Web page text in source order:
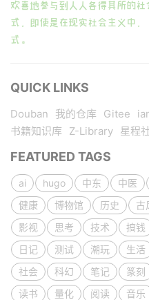
欢喜地参与到人人各得其所的
式，即使是在现实社会主义中
式。
QUICK LINKS
Douban 我的仓库 Gitee
书籍知识库
Z-Library 星程
FEATURED TAGS
ai hugo 中东 中医
健康
博物馆 历史 古
影视
思考 技术 搞钱
日记
测试 潮玩 生活
社会
科幻 笔记 篆刻
读书
量化 阅读 音乐